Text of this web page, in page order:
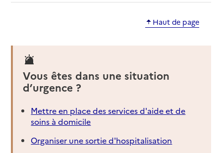
Haut de page
Vous êtes dans une situation
d’urgence ?
Mettre en place des services d'aide et de
soins à domicile
Organiser une sortie d'hospitalisation